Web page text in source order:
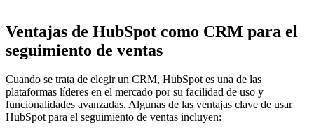
Ventajas de HubSpot como CRM para el
seguimiento de ventas
Cuando se trata de elegir un CRM, HubSpot es una de las
plataformas líderes en el mercado por su facilidad de uso y
funcionalidades avanzadas. Algunas de las ventajas clave de usar
HubSpot para el seguimiento de ventas incluyen: